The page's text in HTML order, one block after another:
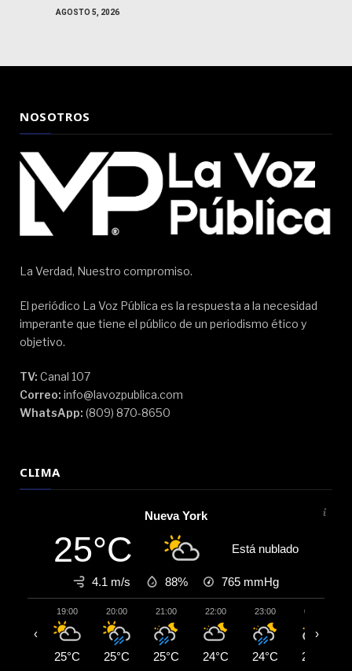
AGOSTO 5, 2026
NOSOTROS
La Verdad, Nuestro compromiso.
El periódico La Voz Pública es la respuesta a la necesidad
imperante que tiene el público de un periodismo ético y
objetivo.
TV: Canal 107
Correo: info@lavozpublica.com
WhatsApp: (809) 870-8650
CLIMA
Nueva York
25°C Está nublado
4.1 m/s 88% 765 mmHg
19:00
25°C
20:00
25°C
21:00
25°C
22:00
24°C
23:00
24°C
00:00
24°C
‹ ›